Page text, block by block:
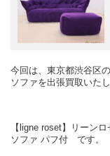
今回は、東京都渋谷区
ソファを出張買取いたし
【ligne roset】リーン
ソファ パフ付 です。